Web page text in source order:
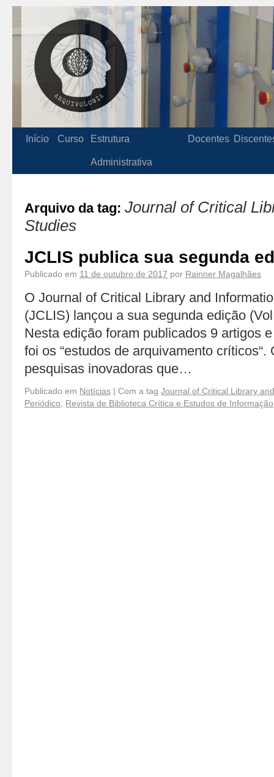
Início Curso Estrutura
Administrativa
Docentes
Arquivo da tag: Journal of Critical
Studies
JCLIS publica sua segunda
Publicado em 11 de outubro de 2017 por Rainner Magalhães
O Journal of Critical Library and
(JCLIS) lançou a sua segunda edição
Nesta edição foram publicados 9 artigos
foi os “estudos de arquivamento
pesquisas inovadoras que…
Publicado em Notícias | Com a tag Journal of Critical Library
Periódico
Revista de Biblioteca Crítica e Estudos de Informação